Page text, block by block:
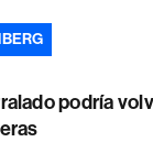
podría